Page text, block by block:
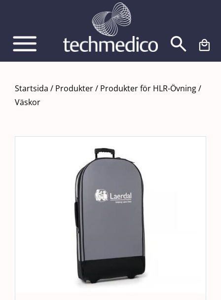
innehållet
Startsida / Produkter/ Produkter för HLR-Övning/
Väskor